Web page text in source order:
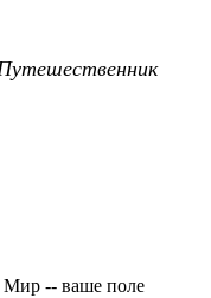
Мир -- ваше поле